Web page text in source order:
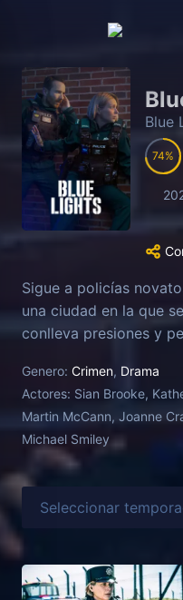
Blue
74
Sigue a policías
una ciudad en la que
conlleva presiones y
Genero: Crimen, Drama
Actores: Sian Brooke,
Martin McCann, Joanne
Michael Smiley
Seleccionar